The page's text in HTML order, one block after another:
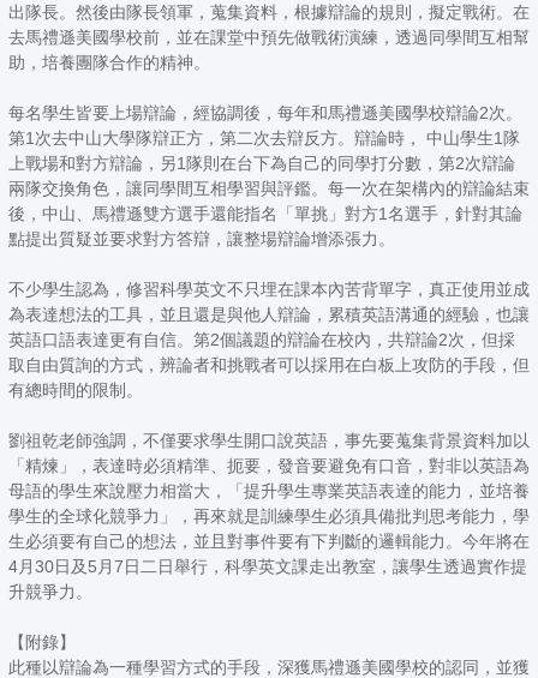
出隊長。然後由隊長領軍，蒐集資料，根據辯論的規則，擬定戰術。在
去馬禮遜美國學校前，並在課堂中預先做戰術演練，透過同學間互相幫
助，培養團隊合作的精神。
每名學生皆要上場辯論，經協調後，每年和馬禮遜美國學校辯論2次。
第1次去中山大學隊辯正方，第二次去辯反方。辯論時， 中山學生1隊
上戰場和對方辯論，另1隊則在台下為自己的同學打分數，第2次辯論
兩隊交換角色，讓同學間互相學習與評鑑。每一次在架構內的辯論結束
後，中山、馬禮遜雙方選手還能指名「單挑」對方1名選手，針對其論
點提出質疑並要求對方答辯，讓整場辯論增添張力。
不少學生認為，修習科學英文不只埋在課本內苦背單字，真正使用並成
為表達想法的工具，並且還是與他人辯論，累積英語溝通的經驗，也讓
英語口語表達更有自信。第2個議題的辯論在校內，共辯論2次，但採
取自由質詢的方式，辨論者和挑戰者可以採用在白板上攻防的手段，但
有總時間的限制。
劉祖乾老師強調，不僅要求學生開口說英語，事先要蒐集背景資料加以
「精煉」，表達時必須精準、扼要，發音要避免有口音，對非以英語為
母語的學生來說壓力相當大，「提升學生專業英語表達的能力，並培養
學生的全球化競爭力」，再來就是訓練學生必須具備批判思考能力，學
生必須要有自己的想法，並且對事件要有下判斷的邏輯能力。今年將在
4月30日及5月7日二日舉行，科學英文課走出教室，讓學生透過實作提
升競爭力。
【附錄】
此種以辯論為一種學習方式的手段，深獲馬禮遜美國學校的認同，並獲